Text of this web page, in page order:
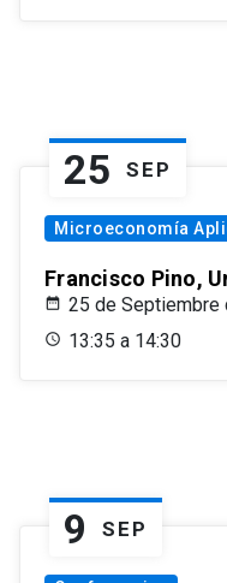
25 SEP
Microeconomía
Francisco Pino,
25 de Septiembre
13:35 a 14:30
9 SEP